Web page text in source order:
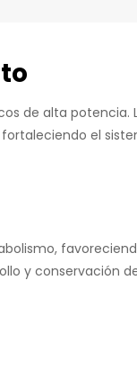
de alta potencia.
el
y conservación